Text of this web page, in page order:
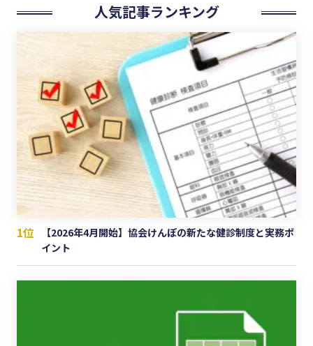
人気記事ランキング
1位
【2026年4月開始】協会けんぽの新たな健診制度と実務ポ
イント